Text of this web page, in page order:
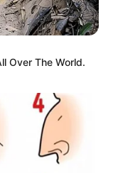
Over The World.